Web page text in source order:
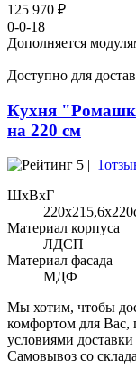
125 970 ₽
0-0-18
Дополняется
Доступно для
Кухня
на 220 см
5 |
ШхВхГ
Материал корпуса
ЛДСП
Материал фасада
МДФ
Мы хотим, чтобы
комфортом для Вас,
условиями
Самовывоз со склада